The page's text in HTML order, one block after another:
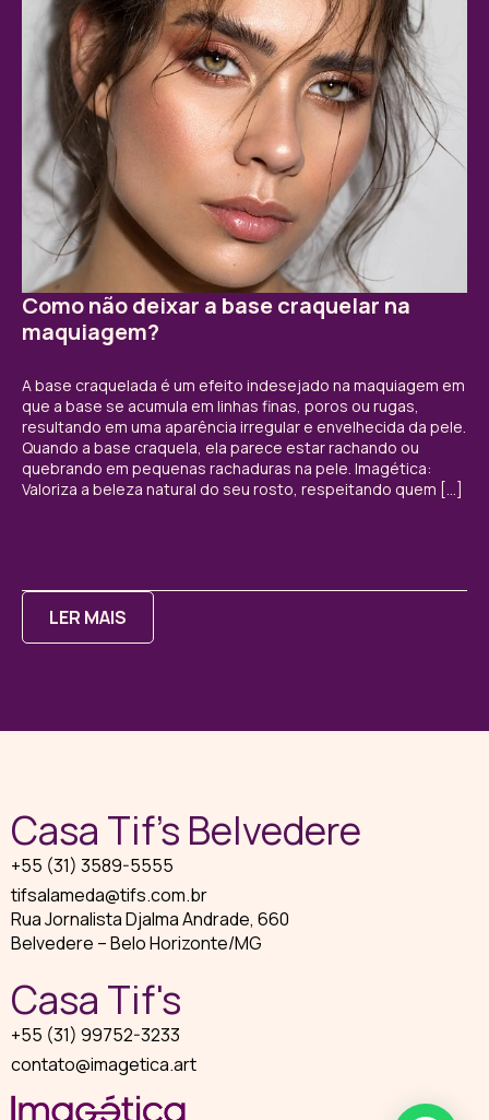
Como não deixar a base craquelar na
maquiagem?
A base craquelada é um efeito indesejado na maquiagem em
que a base se acumula em linhas finas, poros ou rugas,
resultando em uma aparência irregular e envelhecida da pele.
Quando a base craquela, ela parece estar rachando ou
quebrando em pequenas rachaduras na pele. Imagética:
Valoriza a beleza natural do seu rosto, respeitando quem […]
LER MAIS
Casa Tif's
+55 (31) 99752-3233
contato@imagetica.art
Casa Tif’s Belvedere
+55 (31) 3589-5555
tifsalameda@tifs.com.br
Rua Jornalista Djalma Andrade, 660
Belvedere – Belo Horizonte/MG